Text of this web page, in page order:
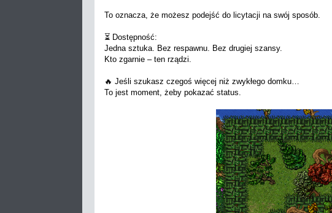
To oznacza, że możesz podejść do licytacji na swój sposób.
⏳ Dostępność:
Jedna sztuka. Bez respawnu. Bez drugiej szansy.
Kto zgarnie – ten rządzi.
🔥 Jeśli szukasz czegoś więcej niż zwykłego domku…
To jest moment, żeby pokazać status.